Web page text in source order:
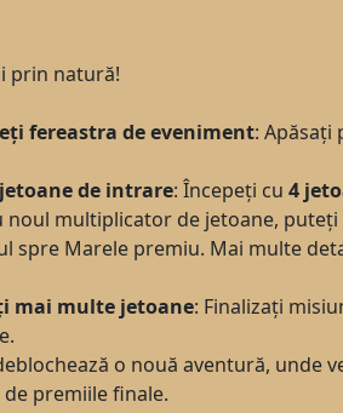
prin natură!
fereastra de eveniment: Apăsați
de intrare: Începeți cu 4
noul multiplicator de jetoane,
spre Marele premiu. Mai multe
mai multe jetoane: Finalizați
o nouă aventură, unde
premiile finale.